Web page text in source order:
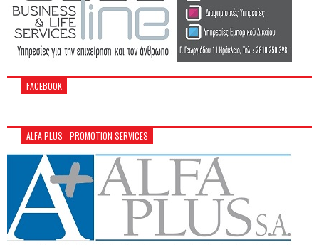
FACEBOOK
ALFA PLUS - PROMOTION SERVICES